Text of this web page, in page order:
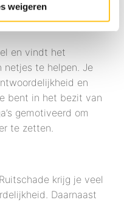
weigeren
en vindt het
netjes te helpen. Je
en
bent in het bezit van
gemotiveerd om
te zetten.
krijg je veel
Daarnaast